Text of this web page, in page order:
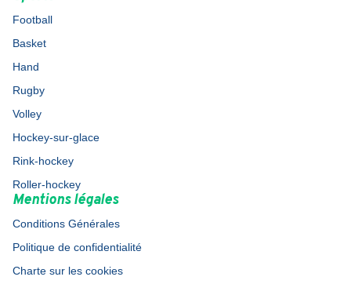
Football
Basket
Hand
Rugby
Volley
Hockey-sur-glace
Rink-hockey
Roller-hockey
Mentions légales
Conditions Générales
Politique de confidentialité
Charte sur les cookies